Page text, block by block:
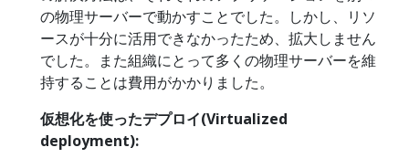
の物理サーバーで動かすことでした。しかし、リソ
ースが十分に活用できなかったため、拡大しません
でした。また組織にとって多くの物理サーバーを維
持することは費用がかかりました。
仮想化を使ったデプロイ(Virtualized
deployment):